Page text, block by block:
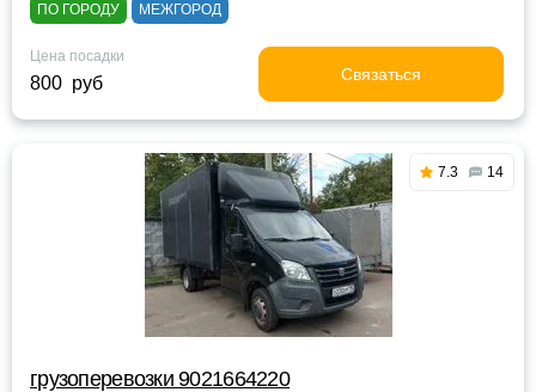
ПО ГОРОДУ МЕЖГОРОД
Цена посадки
800 руб Связаться
7.3 14
грузоперевозки 9021664220